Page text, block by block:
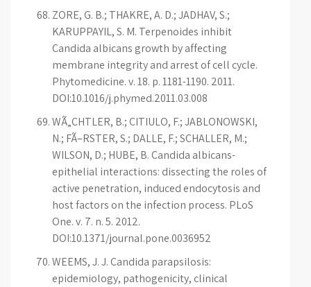
ZORE, G. B.; THAKRE, A. D.; JADHAV, S.;
KARUPPAYIL, S. M. Terpenoides inhibit
Candida albicans growth by affecting
membrane integrity and arrest of cell cycle.
Phytomedicine. v. 18. p. 1181-1190. 2011.
DOI:10.1016/j.phymed.2011.03.008
WÃ„CHTLER, B.; CITIULO, F.; JABLONOWSKI,
N.; FÃ–RSTER, S.; DALLE, F.; SCHALLER, M.;
WILSON, D.; HUBE, B. Candida albicans-
epithelial interactions: dissecting the roles of
active penetration, induced endocytosis and
host factors on the infection process. PLoS
One. v. 7. n. 5. 2012.
DOI:10.1371/journal.pone.0036952
WEEMS, J. J. Candida parapsilosis:
epidemiology, pathogenicity, clinical